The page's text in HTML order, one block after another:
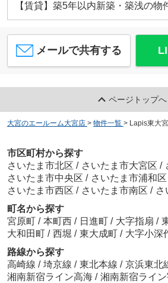
【賃貸】築5年以内新築・築浅の物
メールで共有する
ページトップへ
大宮のエールーム大宮店 > 物件一覧 > Lapis東大宮
市区町村から探す
さいたま市北区 / さいたま市大宮区 /
さいたま市中央区 / さいたま市浦和区
さいたま市西区 / さいたま市南区 / さ
町名から探す
宮原町 / 本町西 / 日進町 / 大字指扇 /
大和田町 / 西堀 / 東大成町 / 大字小深
路線から探す
高崎線 / 埼京線 / 東北本線 / 京浜東北
湘南新宿ライン高海 / 湘南新宿ライ